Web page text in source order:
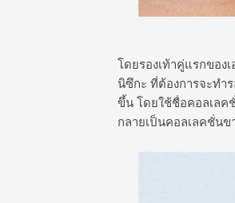
โดยรองเท้าคู่แรกของ
นิซึกะ ที่ต้องการจะทำ
ขึ้น โดยใช้ชื่อคอลเลค
กลายเป็นคอลเลคชั่น